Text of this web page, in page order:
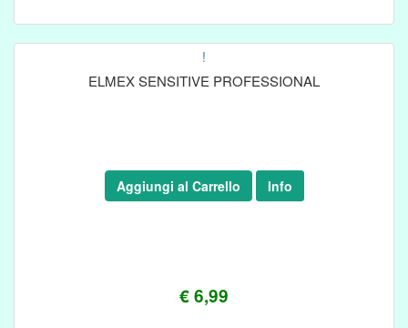
!
ELMEX SENSITIVE PROFESSIONAL
€ 6,99
Aggiungi al Carrello Info